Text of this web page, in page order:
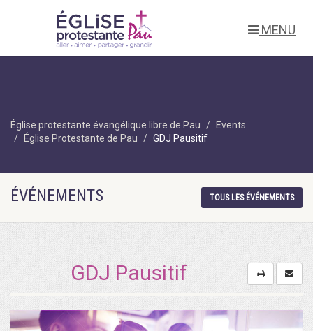
MENU
Église protestante évangélique libre de Pau
Events
Église Protestante de Pau
GDJ Pausitif
ÉVÉNEMENTS TOUS LES ÉVÉNEMENTS
GDJ Pausitif